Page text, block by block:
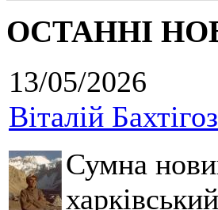
ОСТАННІ
13/05/2026
Віталій
Сумна